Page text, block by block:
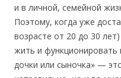
и в личной, семейной
Поэтому, когда уже
возрасте от 20 до 30
жить и функционировать
дочки или сыночка» —